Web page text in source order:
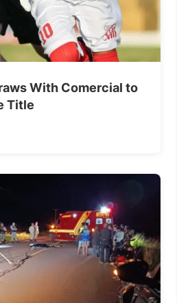
With Comercial to
Title